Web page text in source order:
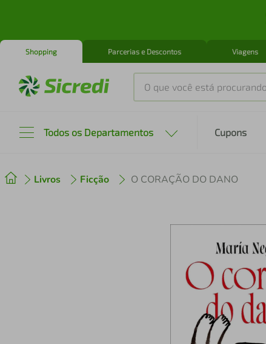
Shopping Parcerias e Descontos Viagens
O que você está procurando?
Todos os Departamentos Cupons
Livros Ficção O CORAÇÃO DO DANO
2º cafeteira